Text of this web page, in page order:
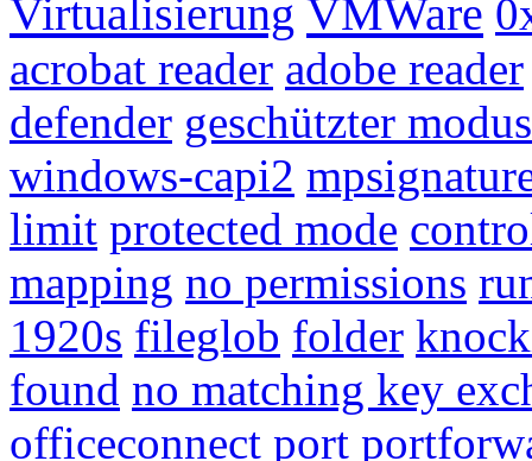
Virtualisierung VMWare
acrobat reader adobe reader
defender geschützter modus
windows-capi2
limit protected mode
mapping no permissions
1920s fileglob folder
found no matching key
officeconnect port